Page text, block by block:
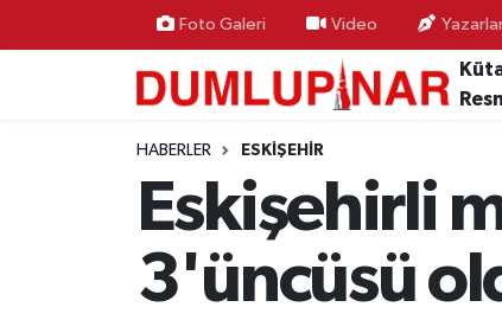
Foto Galeri Video
HABERLER ESKIŞEHIR
Eskişehirli
3'üncüsü
Kütahya Hava Durumu
Kütahya Trafik Yoğunluk Haritası
Süper Lig Puan Durumu ve Fikstür
Tüm Manşetler